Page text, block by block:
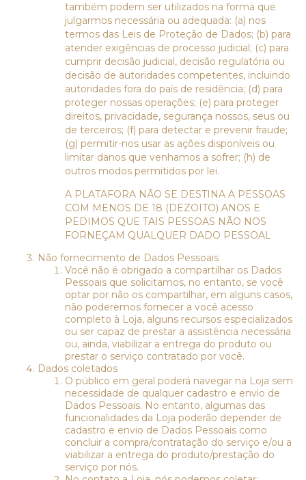
também podem ser utilizados na forma que
julgarmos necessária ou adequada: (a) nos
termos das Leis de Proteção de Dados; (b) para
atender exigências de processo judicial; (c) para
cumprir decisão judicial, decisão regulatória ou
decisão de autoridades competentes, incluindo
autoridades fora do país de residência; (d) para
proteger nossas operações; (e) para proteger
direitos, privacidade, segurança nossos, seus ou
de terceiros; (f) para detectar e prevenir fraude;
(g) permitir-nos usar as ações disponíveis ou
limitar danos que venhamos a sofrer; (h) de
outros modos permitidos por lei.
A PLATAFORA NÃO SE DESTINA A PESSOAS
COM MENOS DE 18 (DEZOITO) ANOS E
PEDIMOS QUE TAIS PESSOAS NÃO NOS
FORNEÇAM QUALQUER DADO PESSOAL
Não fornecimento de Dados Pessoais
Você não é obrigado a compartilhar os Dados
Pessoais que solicitamos, no entanto, se você
optar por não os compartilhar, em alguns casos,
não poderemos fornecer a você acesso
completo à Loja, alguns recursos especializados
ou ser capaz de prestar a assistência necessária
ou, ainda, viabilizar a entrega do produto ou
prestar o serviço contratado por você.
Dados coletados
O público em geral poderá navegar na Loja sem
necessidade de qualquer cadastro e envio de
Dados Pessoais. No entanto, algumas das
funcionalidades da Loja poderão depender de
cadastro e envio de Dados Pessoais como
concluir a compra/contratação do serviço e/ou a
viabilizar a entrega do produto/prestação do
serviço por nós.